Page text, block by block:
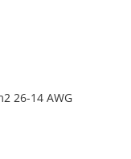
26-14 AWG